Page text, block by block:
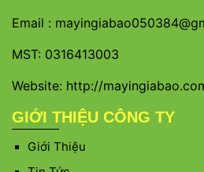
Email :
MST: 0316413003
Website: http://
GIỚI THIỆU CÔNG TY
Giới Thiệu